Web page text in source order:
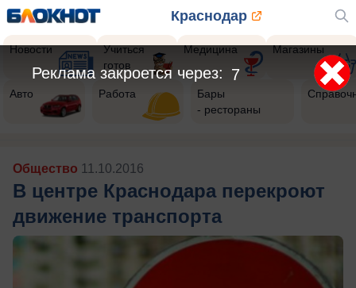
Краснодар
Новости
Учиться
готов
Медицина Магазины
Авто Работа
Бары
- рестораны
Общество 11.10.2016
В центре Краснодара перекроют
движение транспорта
4
Реклама закроется через: